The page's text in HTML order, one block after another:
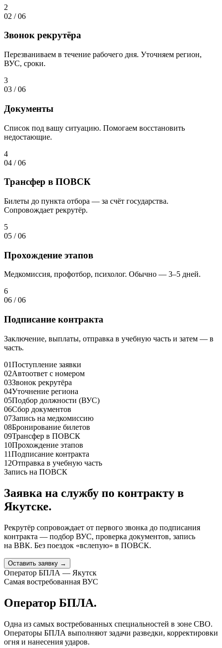
2
02 /06
Звонок рекрутёра
Перезваниваем в течение рабочего дня. Уточняем регион,
ВУС, сроки.
3
03 /06
Документы
Список под вашу ситуацию. Помогаем восстановить
недостающие.
4
04 /06
Трансфер в ПОВСК
Билеты до пункта отбора — за счёт государства.
Сопровождает рекрутёр.
5
05 /06
Прохождение этапов
Медкомиссия, профотбор, психолог. Обычно — 3–5 дней.
6
06 /06
Подписание контракта
Заключение, выплаты, отправка в учебную часть и затем — в
часть.
01Поступление заявки
02Автоответ с номером
03Звонок рекрутёра
04Уточнение региона
05Подбор должности (ВУС)
06Сбор документов
07Запись на медкомиссию
08Бронирование билетов
09Трансфер в ПОВСК
10Прохождение этапов
11Подписание контракта
12Отправка в учебную часть
Запись на ПОВСК
Заявка на службу по контракту в
Якутске.
Рекрутёр сопровождает от первого звонка до подписания
контракта — подбор ВУС, проверка документов, запись
на ВВК. Без поездок «вслепую» в ПОВСК.
Оставить заявку →
Оператор БПЛА — Якутск
Самая востребованная ВУС
Оператор БПЛА.
Одна из самых востребованных специальностей в зоне СВО.
Операторы БПЛА выполняют задачи разведки, корректировки
огня и нанесения ударов.